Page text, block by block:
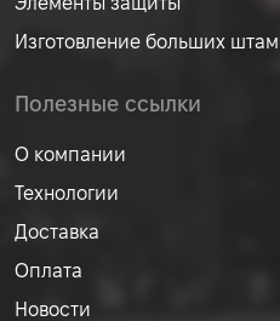
Изготовление больших
Полезные ссылки
О компании
Технологии
Доставка
Оплата
Новости